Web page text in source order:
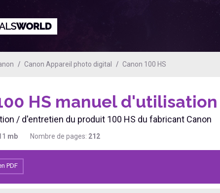
Canon Appareil photo digital Canon 100 HS
HS manuel d'utilisation
/ d'entretien du produit 100 HS du fabricant Canon
mb Nombre de pages: 212
PDF